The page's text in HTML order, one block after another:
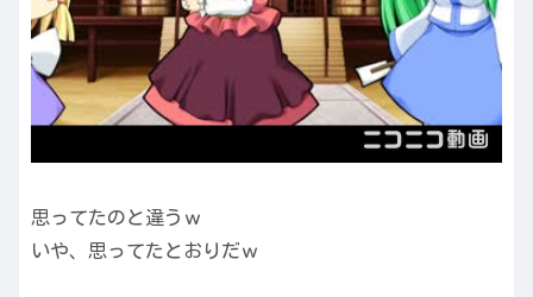
思ってたのと違うｗ
いや、思ってたとおりだｗ